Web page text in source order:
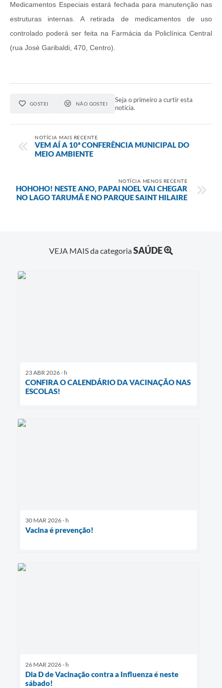
Medicamentos Especiais estará fechada para manutenção nas
estruturas internas. A retirada de medicamentos de uso
controlado poderá ser feita na Farmácia da Policlínica Central
(rua José Garibaldi, 470, Centro).
GOSTEI NÃO GOSTEI
Seja o primeiro a curtir esta
notícia.
NOTÍCIA MAIS RECENTE
VEM AÍ A 10ª CONFERÊNCIA MUNICIPAL DO
MEIO AMBIENTE
NOTÍCIA MENOS RECENTE
HOHOHO! NESTE ANO, PAPAI NOEL VAI CHEGAR
NO LAGO TARUMÃ E NO PARQUE SAINT HILAIRE
VEJA MAIS da categoriaSAÚDE
23 ABR 2026 - h
CONFIRA O CALENDÁRIO DA VACINAÇÃO NAS
ESCOLAS!
30 MAR 2026 - h
Vacina é prevenção!
26 MAR 2026 - h
Dia D de Vacinação contra a Influenza é neste
sábado!